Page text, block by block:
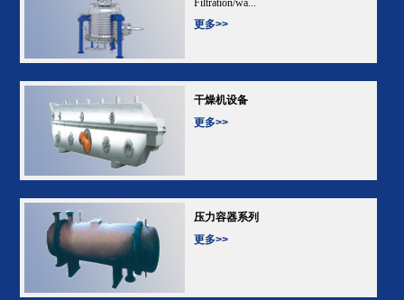
Filtration/wa...
更多>>
干燥机设备
更多>>
压力容器系列
更多>>